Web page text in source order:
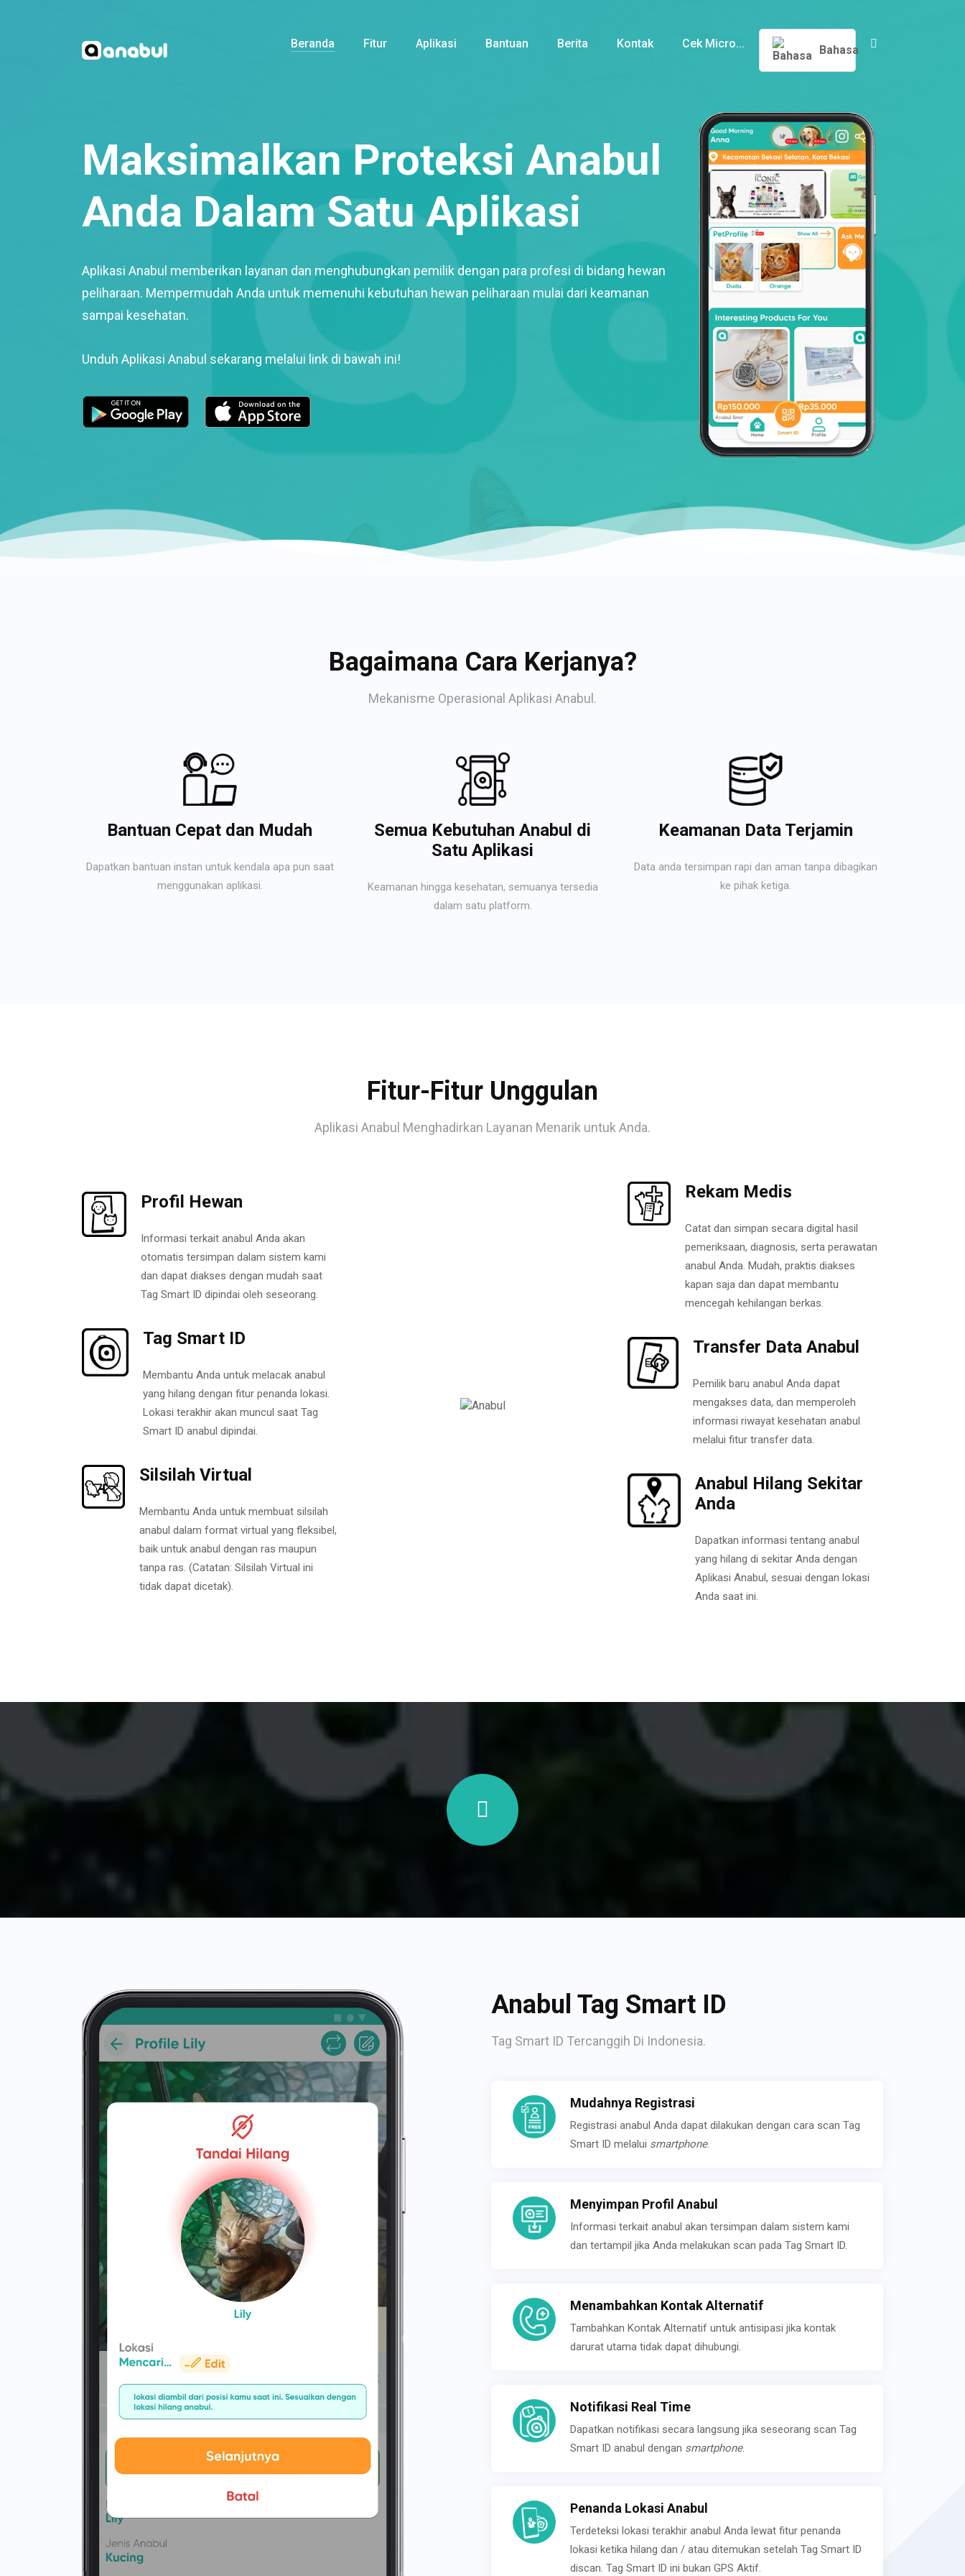
Beranda Fitur Aplikasi Bantuan Berita Kontak Cek Micro... Bahasa
Maksimalkan Proteksi Anabul
Anda Dalam Satu Aplikasi
Aplikasi Anabul memberikan layanan dan menghubungkan pemilik dengan para profesi di bidang hewan
peliharaan. Mempermudah Anda untuk memenuhi kebutuhan hewan peliharaan mulai dari keamanan
sampai kesehatan.
Unduh Aplikasi Anabul sekarang melalui link di bawah ini!
Bagaimana Cara Kerjanya?
Mekanisme Operasional Aplikasi Anabul.
Bantuan Cepat dan Mudah
Dapatkan bantuan instan untuk kendala apa pun saat
menggunakan aplikasi.
Semua Kebutuhan Anabul di
Satu Aplikasi
Keamanan hingga kesehatan, semuanya tersedia
dalam satu platform.
Keamanan Data Terjamin
Data anda tersimpan rapi dan aman tanpa dibagikan
ke pihak ketiga.
Fitur-Fitur Unggulan
Aplikasi Anabul Menghadirkan Layanan Menarik untuk Anda.
Profil Hewan
Informasi terkait anabul Anda akan
otomatis tersimpan dalam sistem kami
dan dapat diakses dengan mudah saat
Tag Smart ID dipindai oleh seseorang.
Tag Smart ID
Membantu Anda untuk melacak anabul
yang hilang dengan fitur penanda lokasi.
Lokasi terakhir akan muncul saat Tag
Smart ID anabul dipindai.
Silsilah Virtual
Membantu Anda untuk membuat silsilah
anabul dalam format virtual yang fleksibel,
baik untuk anabul dengan ras maupun
tanpa ras. (Catatan: Silsilah Virtual ini
tidak dapat dicetak).
Rekam Medis
Catat dan simpan secara digital hasil
pemeriksaan, diagnosis, serta perawatan
anabul Anda. Mudah, praktis diakses
kapan saja dan dapat membantu
mencegah kehilangan berkas.
Transfer Data Anabul
Pemilik baru anabul Anda dapat
mengakses data, dan memperoleh
informasi riwayat kesehatan anabul
melalui fitur transfer data.
Anabul Hilang Sekitar
Anda
Dapatkan informasi tentang anabul
yang hilang di sekitar Anda dengan
Aplikasi Anabul, sesuai dengan lokasi
Anda saat ini.
Anabul Tag Smart ID
Tag Smart ID Tercanggih Di Indonesia.
Mudahnya Registrasi
Registrasi anabul Anda dapat dilakukan dengan cara scan Tag
Smart ID melalui smartphone.
Menyimpan Profil Anabul
Informasi terkait anabul akan tersimpan dalam sistem kami
dan tertampil jika Anda melakukan scan pada Tag Smart ID.
Menambahkan Kontak Alternatif
Tambahkan Kontak Alternatif untuk antisipasi jika kontak
darurat utama tidak dapat dihubungi.
Notifikasi Real Time
Dapatkan notifikasi secara langsung jika seseorang scan Tag
Smart ID anabul dengan smartphone.
Penanda Lokasi Anabul
Terdeteksi lokasi terakhir anabul Anda lewat fitur penanda
lokasi ketika hilang dan / atau ditemukan setelah Tag Smart ID
discan. Tag Smart ID ini bukan GPS Aktif.